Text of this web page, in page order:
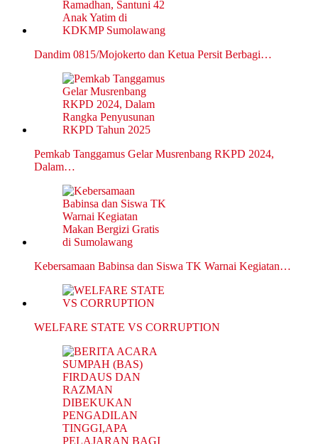
Dandim 0815/Mojokerto dan Ketua Persit Berbagi…
Pemkab Tanggamus Gelar Musrenbang RKPD 2024,
Dalam…
Kebersamaan Babinsa dan Siswa TK Warnai Kegiatan…
WELFARE STATE VS CORRUPTION